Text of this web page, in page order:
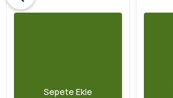
Sepete Ekle